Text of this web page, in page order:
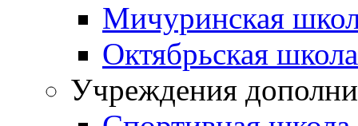
Мичуринская
Октябрьская школа
Учреждения